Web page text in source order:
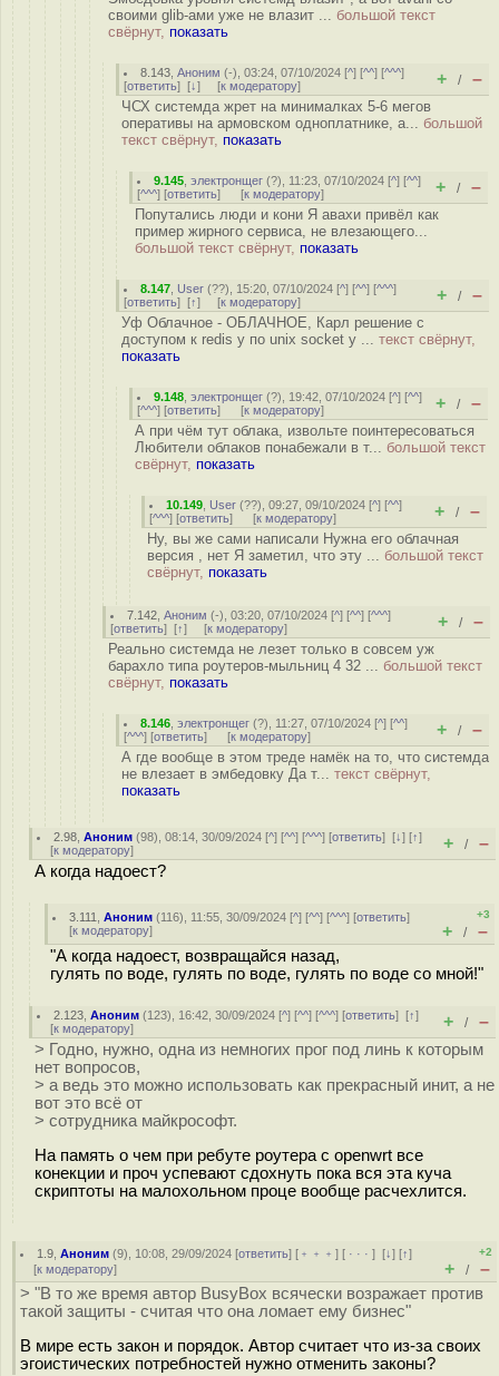
своими glib-ами уже не влазит ... большой текст
свёрнут, показать
8.143 ,Аноним (-), 03:24, 07/10/2024 [^] [^^] [^^^]
[ответить] [↓] [к модератору] + / –
ЧСХ системда жрет на минималках 5-6 мегов
оперативы на армовском одноплатнике, а... большой
текст свёрнут, показать
9.145 ,электронщег (?), 11:23, 07/10/2024 [^] [^^]
[^^^] [ответить] [к модератору] + / –
Попутались люди и кони Я авахи привёл как
пример жирного сервиса, не влезающего...
большой текст свёрнут, показать
8.147 User (??), 15:20, 07/10/2024 [^] [^^] [^^^]
[ответить] [↑] [к модератору] + / –
Уф Облачное - ОБЛАЧНОЕ, Карл решение с
доступом к redis у по unix socket у ... текст свёрнут,
показать
9.148 ,электронщег (?), 19:42, 07/10/2024 [^] [^^]
[^^^] [ответить] [к модератору] + / –
А при чём тут облака, извольте поинтересоваться
Любители облаков понабежали в т... большой текст
свёрнут, показать
10.149 User (??), 09:27, 09/10/2024 [^] [^^]
[^^^] [ответить] [к модератору] + / –
Ну, вы же сами написали Нужна его облачная
версия , нет Я заметил, что эту ... большой текст
свёрнут, показать
7.142 ,Аноним (-), 03:20, 07/10/2024 [^] [^^] [^^^]
[ответить] [↑] [к модератору] + / –
Реально системда не лезет только в совсем уж
барахло типа роутеров-мыльниц 4 32 ... большой текст
свёрнут, показать
8.146 ,электронщег (?), 11:27, 07/10/2024 [^] [^^]
[^^^] [ответить] [к модератору] + / –
А где вообще в этом треде намёк на то, что системда
не влезает в эмбедовку Да т... текст свёрнут,
показать
2.98 ,Аноним (98), 08:14, 30/09/2024 [^] [^^] [^^^] [ответить][↓] [↑]
[к модератору] + / –
А когда надоест?
3.111 ,Аноним (116), 11:55, 30/09/2024 [^] [^^] [^^^] [ответить]
[к модератору]
+3
+ / –
"А когда надоест, возвращайся назад,
гулять по воде, гулять по воде, гулять по воде со мной!"
2.123 ,Аноним (123), 16:42, 30/09/2024 [^] [^^] [^^^] [ответить][↑]
[к модератору] + / –
> Годно, нужно, одна из немногих прог под линь к которым
нет вопросов,
> а ведь это можно использовать как прекрасный инит, а не
вот это всё от
> сотрудника майкрософт.
На память о чем при ребуте роутера с openwrt все
конекции и проч успевают сдохнуть пока вся эта куча
скриптоты на малохольном проце вообще расчехлится.
1.9 ,Аноним (9), 10:08, 29/09/2024 [ответить] [ ﹢﹢﹢] [ · · ·][↓] [↑]
[к модератору]
+2
+ / –
> "В то же время автор BusyBox всячески возражает против
такой защиты - считая что она ломает ему бизнес"
В мире есть закон и порядок. Автор считает что из-за своих
эгоистических потребностей нужно отменить законы?